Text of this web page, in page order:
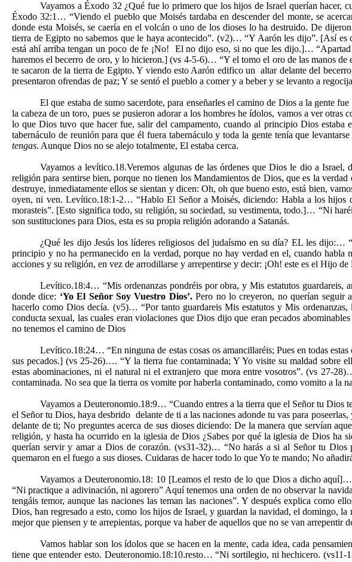
Vayamos a Éxodo 32 ¿Qué fue lo primero que los hijos de Israel querían hacer,
Éxodo 32:1… “Viendo el pueblo que Moisés tardaba en descender del monte, se
donde esta Moisés, se caería en el volcán o uno de los dioses lo ha destruido. De
tierra de Egipto no sabemos que le haya acontecido”. (v2)… “Y Aarón les dijo”. [Así
está ahí arriba tengan un poco de fe ¡No! El no dijo eso, si no que les dijo.]…
haremos el becerro de oro, y lo hicieron.] (vs 4-5-6)… “Y el tomo el oro de las manos
te sacaron de la tierra de Egipto. Y viendo esto Aarón edifico un altar delante del
presentaron ofrendas de paz; Y se sentó el pueblo a comer y a beber y se levanto a
El que estaba de sumo sacerdote, para enseñarles el camino de Dios a la gente
la cabeza de un toro, pues se pusieron adorar a los hombres he ídolos, vamos a ver
lo que Dios tuvo que hacer fue, salir del campamento, cuando al principio Dios estaba
tabernáculo de reunión para que él fuera tabernáculo y toda la gente tenía que
tengas. Aunque Dios no se alejo totalmente, El estaba cerca.
Vayamos a levítico.18.Veremos algunas de las órdenes que Dios le dio a
religión para sentirse bien, porque no tienen los Mandamientos de Dios, que es la
destruye, inmediatamente ellos se sientan y dicen: Oh, oh que bueno esto, está bien,
oyen, ni ven. Levítico.18:1-2… “Hablo El Señor a Moisés, diciendo: Habla a los
morasteis”. [Esto significa todo, su religión, su sociedad, su vestimenta, todo.]… “Ni
son sustituciones para Dios, esta es su propia religión adorando a Satanás.
¿Qué les dijo Jesús los líderes religiosos del judaísmo en su día? EL les dijo:…
principio y no ha permanecido en la verdad, porque no hay verdad en el, cuando
acciones y su religión, en vez de arrodillarse y arrepentirse y decir: ¡Oh! este es el Hijo de
Levítico.18:4… “Mis ordenanzas pondréis por obra, y Mis estatutos guardareis,
donde dice: ‘Yo El Señor Soy Vuestro Dios’.Pero no lo creyeron, no querían seguir
hacerlo como Dios decía. (v5)… “Por tanto guardareis Mis estatutos y Mis
conducta sexual, las cuales eran violaciones que Dios dijo que eran pecados
no tenemos el camino de Dios
Levítico.18:24… “En ninguna de estas cosas os amancillaréis; Pues en todas
sus pecados.] (vs 25-26)…. “Y la tierra fue contaminada; Y Yo visite su maldad sobre
estas abominaciones, ni el natural ni el extranjero que mora entre vosotros”. (vs 27-
contaminada. No sea que la tierra os vomite por haberla contaminado, como vomito a la
Vayamos a Deuteronomio.18:9… “Cuando entres a la tierra que el Señor tu Dios
el Señor tu Dios, haya desbrido delante de ti a las naciones adonde tu vas para
delante de ti; No preguntes acerca de sus dioses diciendo: De la manera que servían
religión, y hasta ha ocurrido en la iglesia de Dios ¿Sabes por qué la iglesia de Dios ha
querían servir y amar a Dios de corazón. (vs31-32)… “No harás a si al Señor tu Dios
quemaron en el fuego a sus dioses. Cuidaras de hacer todo lo que Yo te mando; No
Vayamos a Deuteronomio.18: 10 [Leamos el resto de lo que Dios a dicho
“Ni practique a adivinación, ni agorero” Aquí tenemos una orden de no observar la
tengáis temor, aunque las naciones las teman las naciones”. Y después explica como
Dios, han regresado a esto, como los hijos de Israel, y guardan la navidad, el domingo,
mejor que piensen y te arrepientas, porque va haber de aquellos que no se van
Vamos hablar son los ídolos que se hacen en la mente, cada idea, cada
tiene que entender esto. Deuteronomio.18:10.resto… “Ni sortilegio, ni hechicero.